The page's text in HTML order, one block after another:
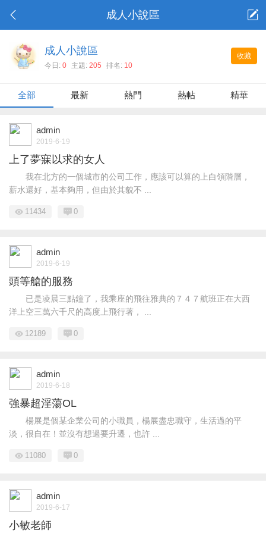
成人小說區
收藏
成人小說區
今日: 0 主題: 205 排名: 10
全部 最新 熱門 熱帖 精華
admin
2019-6-19
上了夢寐以求的女人
我在北方的一個城市的公司工作，應該可以算的上白領階層，
薪水還好，基本夠用，但由於其貌不 ...
11434 0
admin
2019-6-19
頭等艙的服務
已是凌晨三點鐘了，我乘座的飛往雅典的７４７航班正在大西
洋上空三萬六千尺的高度上飛行著， ...
12189 0
admin
2019-6-18
強暴超淫蕩OL
楊展是個某企業公司的小職員，楊展盡忠職守，生活過的平
淡，很自在！並沒有想過要升遷，也許 ...
11080 0
admin
2019-6-17
小敏老師